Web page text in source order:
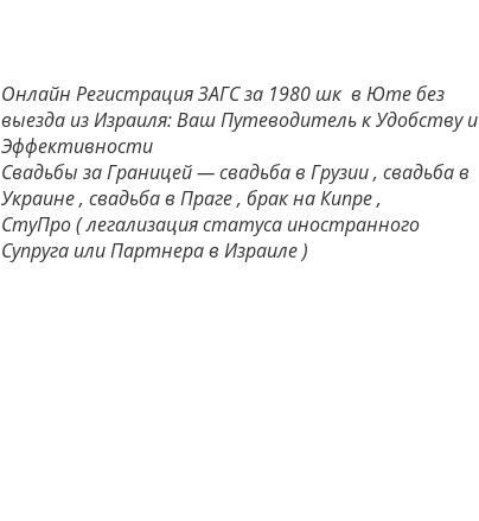
Онлайн Регистрация ЗАГС за 1980 шк в Юте без
выезда из Израиля: Ваш Путеводитель к Удобству и
Эффективности
Свадьбы за Границей — свадьба в Грузии , свадьба в
Украине , свадьба в Праге , брак на Кипре ,
СтуПро ( легализация статуса иностранного
Супруга или Партнера в Израиле )